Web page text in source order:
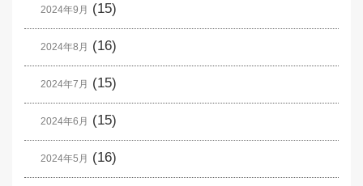
2024年9月 (15)
2024年8月 (16)
2024年7月 (15)
2024年6月 (15)
2024年5月 (16)